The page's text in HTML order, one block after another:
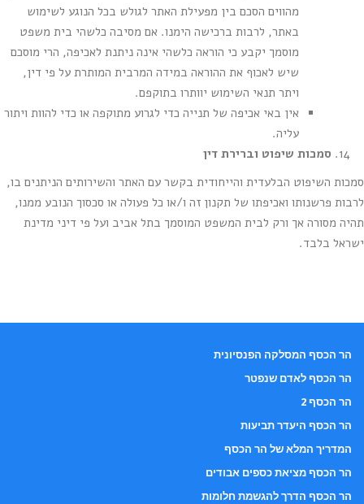
מהווים הסכם בין מפעילת האתר לגולש בכל הנוגע לשימוש
באתר, לרבות ברכישה הימנו. אם מסיבה כלשהי בית משפט
מוסמך יקבע כי הוראה כלשהי אינה ניתנת לאכיפה, הרי מוסכם
שיש לאכוף את ההוראה במידה המרבית המותרת על פי דין,
ויתר תנאי השימוש יוותרו בתוקפם.
אין באי אכיפה של תנייה כדי לגרוע מתוקפה או כדי להוות ויתור
עליה.
סמכות שיפוט וברירת דין
סמכות השיפוט הבלעדית והייחודית בקשר עם האתר והשירותים הניתנים בו,
לרבות פרשנותו ואכיפתו של תקנון זה ו/או כל פעולה או סכסוך הנובע ממנו,
תהיה מסורה אך ורק לבית המשפט המוסמך בתל אביב ועל פי דיני מדינת
ישראל בלבד.
הר הכסף המסלקה הפנסיונית
הר הכסף לאדם שנפטר
הר הכסף 2
הר הכסף היעדר תביעות
המדריך המלא של הר הכסף
הר הכסף מציאת כספים אבודים
הר הכסף הדרך להגשמת חלומות